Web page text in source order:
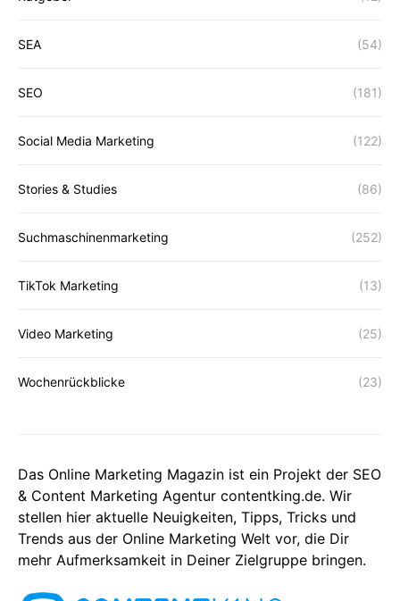
SEA (54)
SEO (181)
Social Media Marketing (122)
Stories & Studies (86)
Suchmaschinenmarketing (252)
TikTok Marketing (13)
Video Marketing (25)
Wochenrückblicke (23)
Das Online Marketing Magazin ist ein Projekt der SEO
& Content Marketing Agentur contentking.de. Wir
stellen hier aktuelle Neuigkeiten, Tipps, Tricks und
Trends aus der Online Marketing Welt vor, die Dir
mehr Aufmerksamkeit in Deiner Zielgruppe bringen.